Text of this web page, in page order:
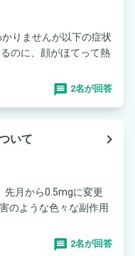
りませんが以下の症状
2名が回答
いて
navigate_next
先月から0.5mgに変更
のような色々な副作用
2名が回答